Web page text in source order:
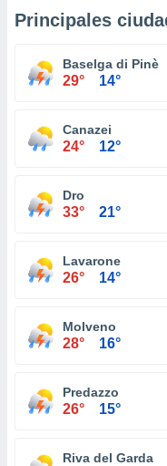
Principales
Baselga di Pinè
29° 14°
Canazei
24° 12°
Dro
33° 21°
Lavarone
26° 14°
Molveno
28° 16°
Predazzo
26° 15°
Riva del Garda